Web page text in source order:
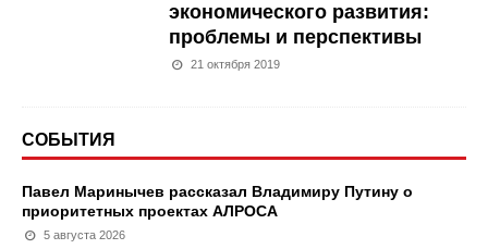
экономического развития:
проблемы и перспективы
21 октября 2019
СОБЫТИЯ
Павел Маринычев рассказал Владимиру Путину о
приоритетных проектах АЛРОСА
5 августа 2026